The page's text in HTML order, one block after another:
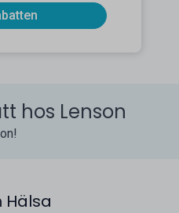
hos Lenson
Hälsa